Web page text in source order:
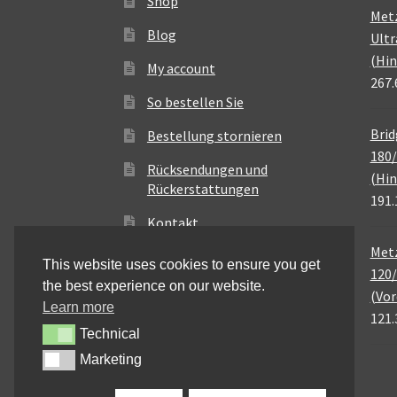
Blog
My account
So bestellen Sie
Bestellung stornieren
Rücksendungen und
Rückerstattungen
Kontakt
This website uses cookies to ensure you get
the best experience on our website.
Learn more
TechnicalTechnical
MarketingMarketing